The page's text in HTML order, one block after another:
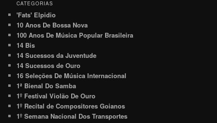
CATEGORIAS
'Fats' Elpidio
10 Anos De Bossa Nova
100 Anos De Música Popular Brasileira
14 Bis
14 Sucessos da Juventude
14 Sucessos de Ouro
16 Seleções De Música Internacional
1ª Bienal Do Samba
1º Festival Violão De Ouro
1º Recital de Compositores Goianos
1º Semana Nacional Dos Transportes